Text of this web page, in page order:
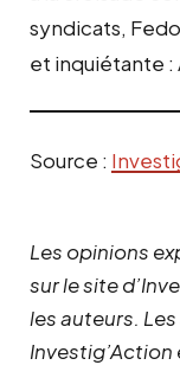
syndicats,
et inquiétante :
Source :
Les opinions
sur le site
les auteurs.